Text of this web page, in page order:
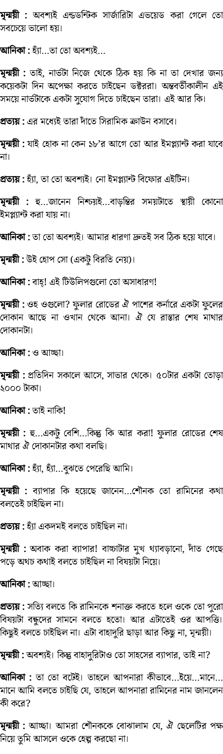
মৃন্ময়ী : অবশ্যই এন্ডডন্টিক সার্জারিটা এভয়েড করা গেলে তো
সবচেয়ে ভালো হয়।
আনিকা :হ্যাঁ…তা তো অবশ্যই…
মৃন্ময়ী : তাই, নার্ভটা নিজে থেকে ঠিক হয় কি না তা দেখার জন্য
কয়েকটা দিন অপেক্ষা করতে চাইছেন ডক্টররা। অন্তবর্তীকালীন এই
সময়ে নার্ভটাকে একটা সুযোগ দিতে চাইছেন তারা। এই আর কি।
প্রত্যয় :এর মধ্যেই তারা দাঁতে সিরামিক ক্রাউন বসাবে।
মৃন্ময়ী :যাই হোক না কেন ১৮’র আগে তো আর ইমপ্ল্যান্ট করা যাবে
না।
প্রত্যয় :হ্যাঁ, তা তো অবশ্যই। নো ইমপ্ল্যান্ট বিফোর এইটিন।
মৃন্ময়ী : হু…জানেন নিশ্চয়ই…বাড়ন্তির সময়টাতে স্থায়ী কোনো
ইমপ্ল্যান্ট করা যায় না।
আনিকা :তা তো অবশ্যই। আমার ধারণা দ্রুতই সব ঠিক হয়ে যাবে।
মৃন্ময়ী :উই হোপ সো (একটু বিরতি নেয়)।
আনিকা :বাহ্! এই টিউলিপগুলো তো অসাধারণ!
মৃন্ময়ী :ওহ ওগুলো? ফুলার রোডের ঐ পাশের কর্নারে একটা ফুলের
দোকান আছে না ওখান থেকে আনা। ঐ যে রাস্তার শেষ মাথার
দোকানটা।
আনিকা :ও আচ্ছা।
মৃন্ময়ী :প্রতিদিন সকালে আসে, সাভার থেকে। ৫০টার একটা তোড়া
২০০০ টাকা।
আনিকা :তাই নাকি!
মৃন্ময়ী : হু…একটু বেশি…কিন্তু কি আর করা! ফুলার রোডের শেষ
মাথার ঐ দোকানটার কথা বলছি।
আনিকা :হ্যাঁ, হ্যাঁ…বুঝতে পেরেছি আমি।
মৃন্ময়ী : ব্যাপার কি হয়েছে জানেন…শৌনক তো রামিনের কথা
বলতেই চাইছিল না।
প্রত্যয় :হ্যাঁ একদমই বলতে চাইছিল না।
মৃন্ময়ী :অবাক করা ব্যাপার! বাচ্চাটার মুখ থ্যাবড়ানো, দাঁত গেছে
পড়ে অথচ কথাই বলতে চাইছিল না বিষয়টা নিয়ে।
আনিকা :আচ্ছা।
প্রত্যয় :সত্যি বলতে কি রামিনকে শনাক্ত করতে হলে ওকে তো পুরো
বিষয়টা বন্ধুদের সামনে বলতে হতো। আর এটাতেই ওর আপত্তি।
কিছুই বলতে চাইছিল না। এটা বাহাদুরি ছাড়া আর কিছু না, মৃন্ময়ী।
মৃন্ময়ী :অবশ্যই। কিন্তু বাহাদুরিটাও তো সাহসের ব্যাপার, তাই না?
আনিকা : তা তো বটেই। তাহলে আপনারা কীভাবে…ইয়ে…মানে…
মানে আমি বলতে চাইছি যে, তাহলে আপনারা রামিনের নাম জানলেন
কী করে?
মৃন্ময়ী : আচ্ছা। আমরা শৌনককে বোঝালাম যে, ঐ ছেলেটির পক্ষ
নিয়ে তুমি আসলে ওকে হেল্প করছো না।